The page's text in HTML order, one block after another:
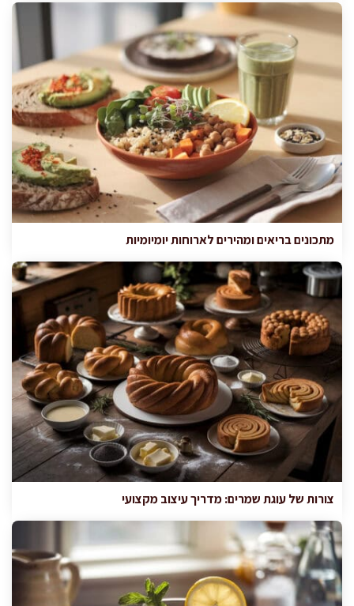
מתכונים בריאים ומהירים לארוחות יומיומיות
צורות של עוגת שמרים: מדריך עיצוב מקצועי